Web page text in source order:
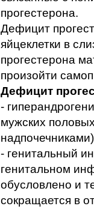
прогестерона.
Дефицит
яйцеклетки в
прогестерона
произойти
Дефицит
-
мужских
- генитальный
генитальном
обусловлено и
сокращается в